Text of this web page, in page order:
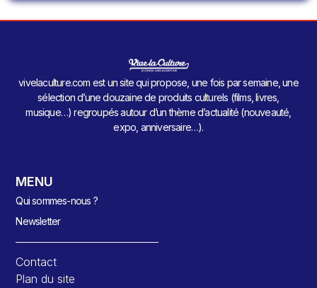
vivelaculture.com est un site qui propose, une fois par semaine, une
sélection d’une douzaine de produits culturels (films, livres,
musique…) regroupés autour d’un thème d’actualité (nouveauté,
expo, anniversaire…).
MENU
Qui sommes-nous ?
Newsletter
Contact
Plan du site